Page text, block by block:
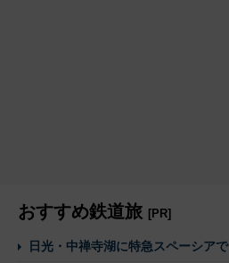
おすすめ鉄道旅 [PR]
日光・中禅寺湖に特急スペーシアで